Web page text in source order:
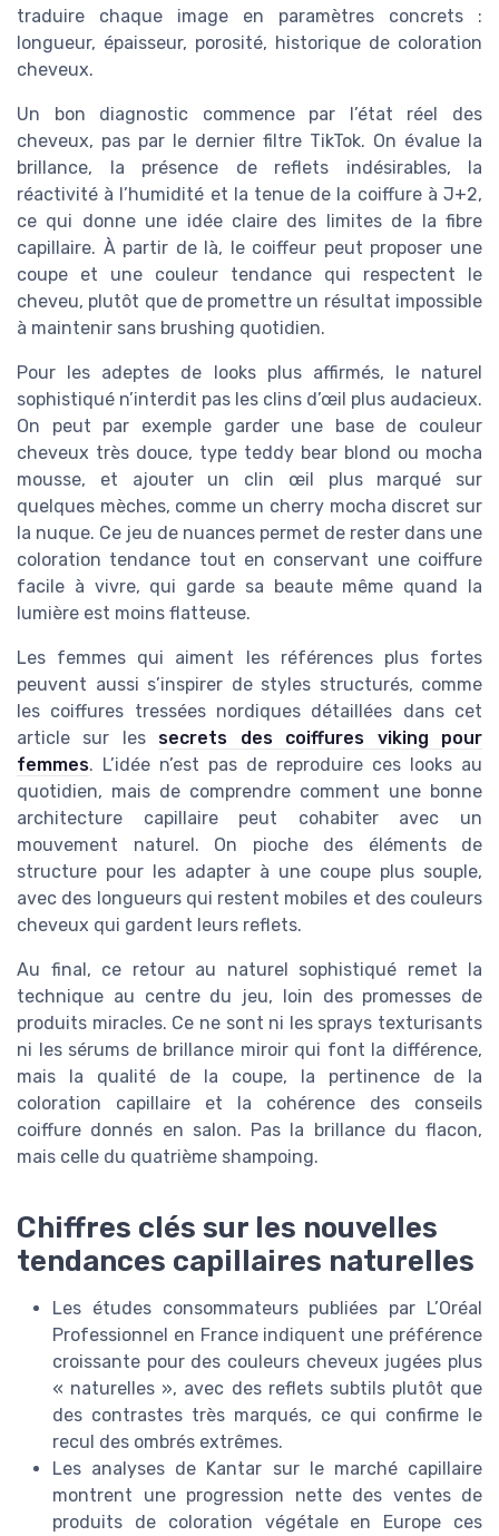
traduire chaque image en paramètres concrets :
longueur, épaisseur, porosité, historique de coloration
cheveux.
Un bon diagnostic commence par l’état réel des
cheveux, pas par le dernier filtre TikTok. On évalue la
brillance, la présence de reflets indésirables, la
réactivité à l’humidité et la tenue de la coiffure à J+2,
ce qui donne une idée claire des limites de la fibre
capillaire. À partir de là, le coiffeur peut proposer une
coupe et une couleur tendance qui respectent le
cheveu, plutôt que de promettre un résultat impossible
à maintenir sans brushing quotidien.
Pour les adeptes de looks plus affirmés, le naturel
sophistiqué n’interdit pas les clins d’œil plus audacieux.
On peut par exemple garder une base de couleur
cheveux très douce, type teddy bear blond ou mocha
mousse, et ajouter un clin œil plus marqué sur
quelques mèches, comme un cherry mocha discret sur
la nuque. Ce jeu de nuances permet de rester dans une
coloration tendance tout en conservant une coiffure
facile à vivre, qui garde sa beaute même quand la
lumière est moins flatteuse.
Les femmes qui aiment les références plus fortes
peuvent aussi s’inspirer de styles structurés, comme
les coiffures tressées nordiques détaillées dans cet
article sur les secrets des coiffures viking pour
femmes. L’idée n’est pas de reproduire ces looks au
quotidien, mais de comprendre comment une bonne
architecture capillaire peut cohabiter avec un
mouvement naturel. On pioche des éléments de
structure pour les adapter à une coupe plus souple,
avec des longueurs qui restent mobiles et des couleurs
cheveux qui gardent leurs reflets.
Au final, ce retour au naturel sophistiqué remet la
technique au centre du jeu, loin des promesses de
produits miracles. Ce ne sont ni les sprays texturisants
ni les sérums de brillance miroir qui font la différence,
mais la qualité de la coupe, la pertinence de la
coloration capillaire et la cohérence des conseils
coiffure donnés en salon. Pas la brillance du flacon,
mais celle du quatrième shampoing.
Chiffres clés sur les nouvelles
tendances capillaires naturelles
Les études consommateurs publiées par L’Oréal
Professionnel en France indiquent une préférence
croissante pour des couleurs cheveux jugées plus
« naturelles », avec des reflets subtils plutôt que
des contrastes très marqués, ce qui confirme le
recul des ombrés extrêmes.
Les analyses de Kantar sur le marché capillaire
montrent une progression nette des ventes de
produits de coloration végétale en Europe ces